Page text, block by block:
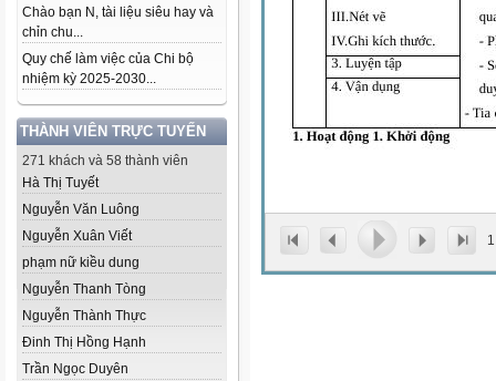
Chào bạn N, tài liệu siêu hay và
chỉn chu...
Quy chế làm việc của Chi bộ
nhiệm kỳ 2025-2030...
THÀNH VIÊN TRỰC TUYẾN
271 khách và 58 thành viên
Hà Thị Tuyết
Nguyễn Văn Luông
Nguyễn Xuân Viết
phạm nữ kiều dung
Nguyễn Thanh Tòng
Nguyễn Thành Thực
Đinh Thị Hồng Hạnh
Trần Ngọc Duyên
1